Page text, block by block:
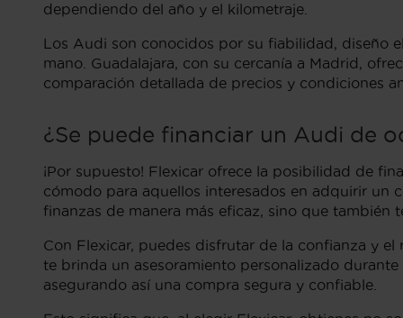
dependiendo del año y el kilometraje.
Los Audi son conocidos por su fiabilidad, diseño
mano. Guadalajara, con su cercanía a Madrid,
comparación detallada de precios y condiciones
¿Se puede financiar un Audi de
¡Por supuesto! Flexicar ofrece la posibilidad de
cómodo para aquellos interesados en adquirir un
finanzas de manera más eficaz, sino que
Con Flexicar, puedes disfrutar de la confianza y
te brinda un asesoramiento personalizado
asegurando así una compra segura y confiable.